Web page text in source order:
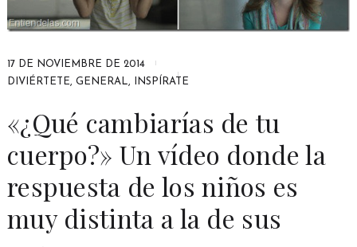
17 DE NOVIEMBRE DE 2014
DIVIÉRTETE, GENERAL, INSPÍRATE
«¿Qué cambiarías de tu
cuerpo?» Un vídeo donde la
respuesta de los niños es
muy distinta a la de sus